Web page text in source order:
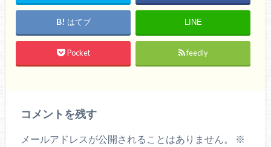
はてブ LINE
Pocket feedly
コメントを残す
メールアドレスが公開されることはありません。
※